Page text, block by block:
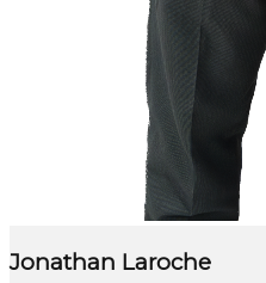
Jonathan Laroche